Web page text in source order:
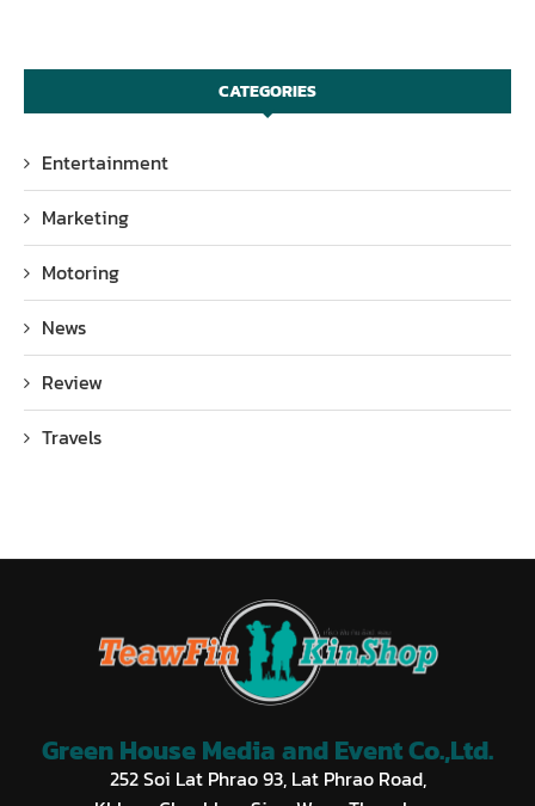
CATEGORIES
Entertainment
Marketing
Motoring
News
Review
Travels
Green House Media and Event Co.,Ltd.
252 Soi Lat Phrao 93, Lat Phrao Road,